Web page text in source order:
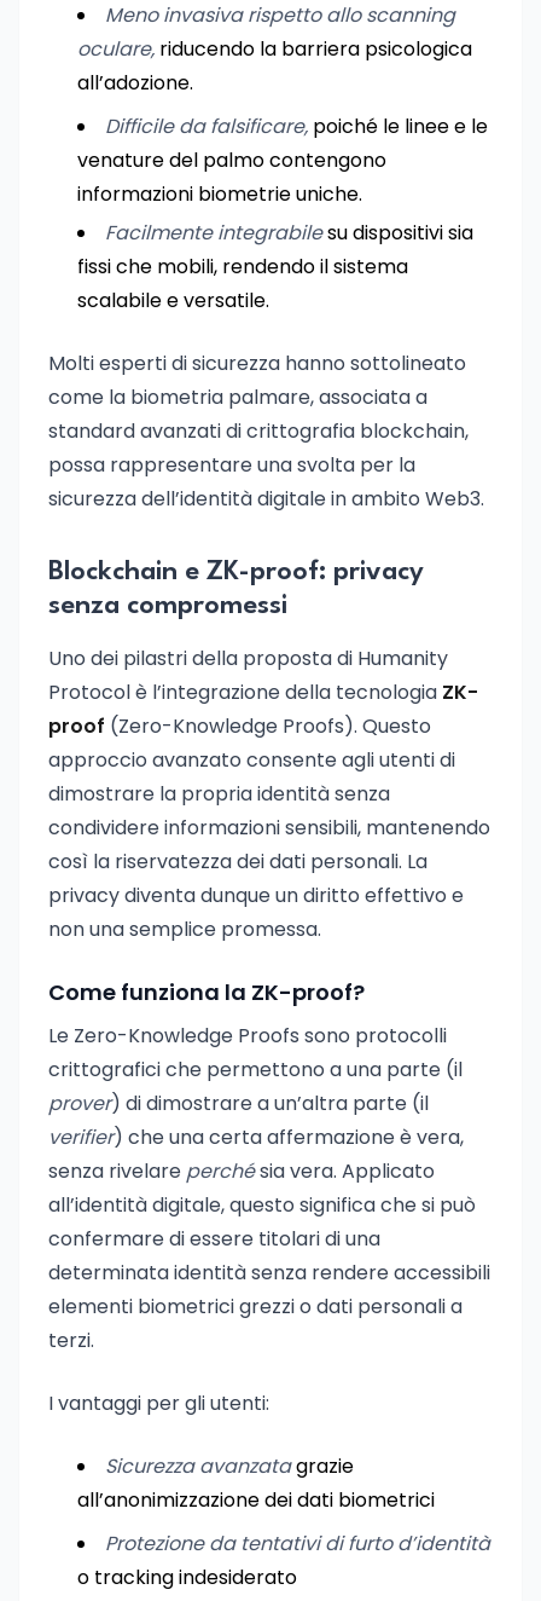
Meno invasiva rispetto allo scanning
oculare, riducendo la barriera psicologica
all’adozione.
Difficile da falsificare, poiché le linee e le
venature del palmo contengono
informazioni biometrie uniche.
Facilmente integrabilesu dispositivi sia
fissi che mobili, rendendo il sistema
scalabile e versatile.
Molti esperti di sicurezza hanno sottolineato
come la biometria palmare, associata a
standard avanzati di crittografia blockchain,
possa rappresentare una svolta per la
sicurezza dell’identità digitale in ambito Web3.
Blockchain e ZK-proof: privacy
senza compromessi
Uno dei pilastri della proposta di Humanity
Protocol è l’integrazione della tecnologia ZK-
proof (Zero-Knowledge Proofs). Questo
approccio avanzato consente agli utenti di
dimostrare la propria identità senza
condividere informazioni sensibili, mantenendo
così la riservatezza dei dati personali. La
privacy diventa dunque un diritto effettivo e
non una semplice promessa.
Come funziona la ZK-proof?
Le Zero-Knowledge Proofs sono protocolli
crittografici che permettono a una parte (il
prover) di dimostrare a un’altra parte (il
verifier) che una certa affermazione è vera,
senza rivelare perchésia vera. Applicato
all’identità digitale, questo significa che si può
confermare di essere titolari di una
determinata identità senza rendere accessibili
elementi biometrici grezzi o dati personali a
terzi.
I vantaggi per gli utenti:
Sicurezza avanzatagrazie
all’anonimizzazione dei dati biometrici
Protezione da tentativi di furto d’identità
o tracking indesiderato